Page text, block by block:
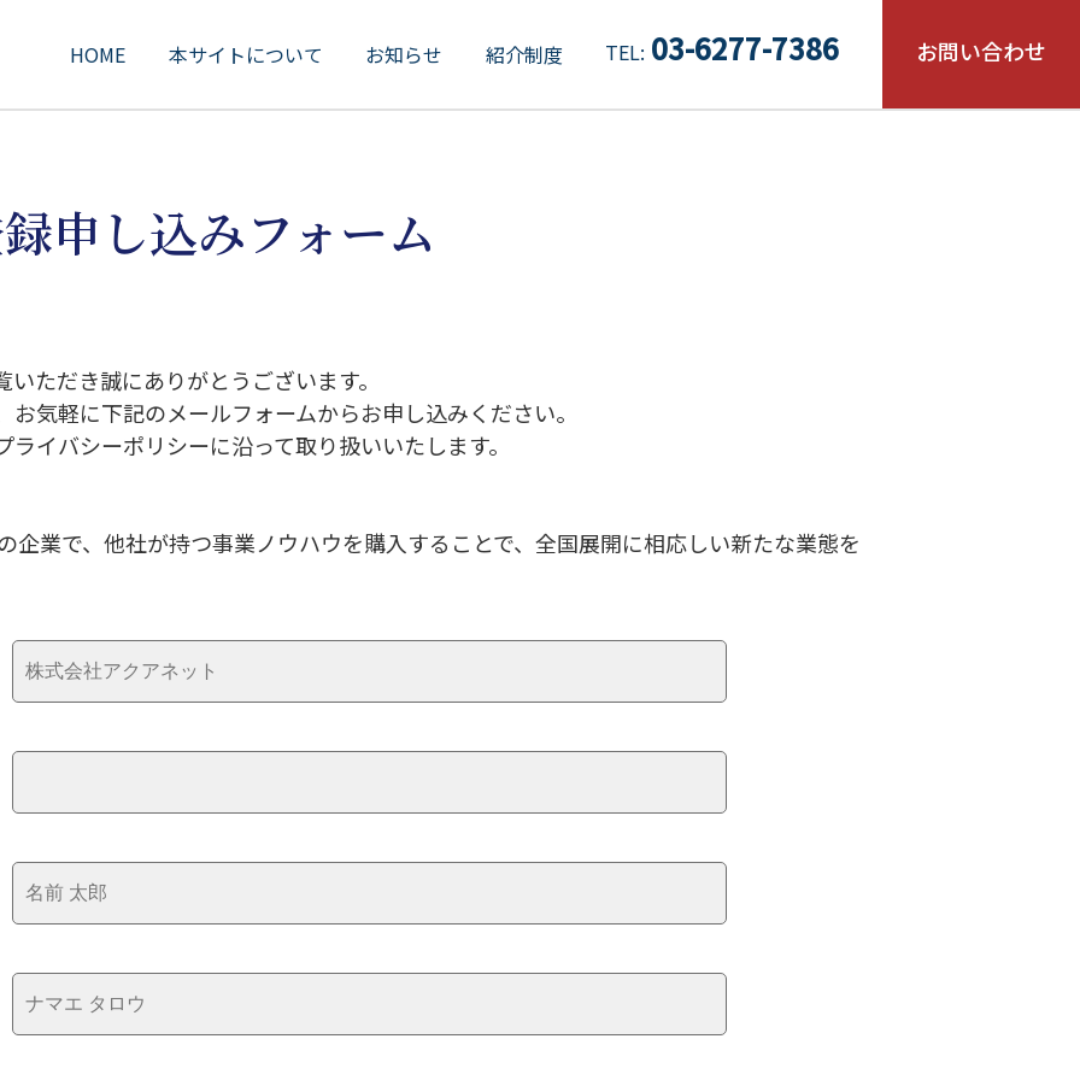
HOME 本サイトについて お知らせ 紹介制度 TEL: 03-6277-7386 お問い合わせ
申し込みフォーム
ただき誠にありがとうございます。
気軽に下記のメールフォームからお申し込みください。
イバシーポリシーに沿って取り扱いいたします。
企業で、他社が持つ事業ノウハウを購入することで、全国展開に相応しい新たな業態を